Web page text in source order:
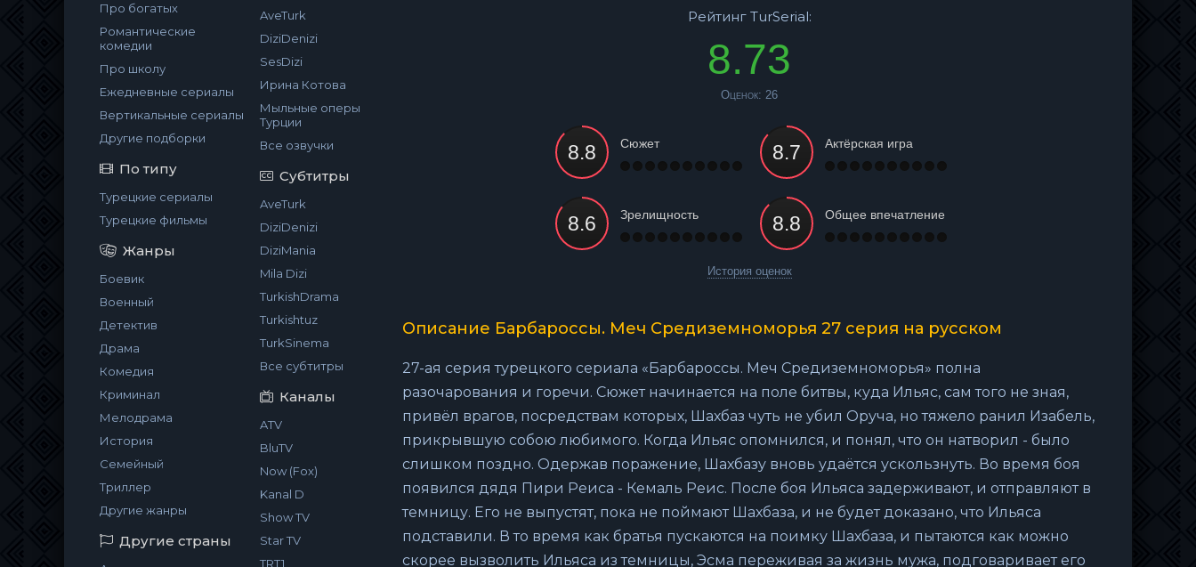
Про богатых
Романтические
комедии
Про школу
Ежедневные сериалы
Вертикальные сериалы
Другие подборки
По типу
Турецкие сериалы
Турецкие фильмы
Жанры
Боевик
Военный
Детектив
Драма
Комедия
Криминал
Мелодрама
История
Семейный
Триллер
Другие жанры
Другие страны
AveTurk
DiziDenizi
SesDizi
Ирина Котова
Мыльные оперы
Турции
Все озвучки
Субтитры
AveTurk
DiziDenizi
DiziMania
Mila Dizi
TurkishDrama
Turkishtuz
TurkSinema
Все субтитры
Каналы
ATV
BluTV
Now (Fox)
Kanal D
Show TV
Star TV
TRT1
Рейтинг TurSerial:
8.73
Оценок: 26
Сюжет Актёрская игра
Зрелищность Общее впечатление
История оценок
Описание Барбароссы. Меч Средиземноморья 27 серия на русском
27-ая серия турецкого сериала «Барбароссы. Меч Средиземноморья» полна
разочарования и горечи. Сюжет начинается на поле битвы, куда Ильяс, сам того не зная,
привёл врагов, посредствам которых, Шахбаз чуть не убил Оруча, но тяжело ранил Изабель,
прикрывшую собою любимого. Когда Ильяс опомнился, и понял, что он натворил - было
слишком поздно. Одержав поражение, Шахбазу вновь удаётся ускользнуть. Во время боя
появился дядя Пири Реиса - Кемаль Реис. После боя Ильяса задерживают, и отправляют в
темницу. Его не выпустят, пока не поймают Шахбаза, и не будет доказано, что Ильяса
подставили. В то время как братья пускаются на поимку Шахбаза, и пытаются как можно
скорее вызволить Ильяса из темницы, Эсма переживая за жизнь мужа, подговаривает его